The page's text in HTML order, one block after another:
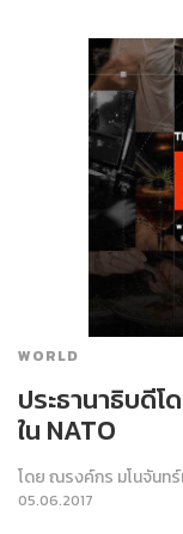
WORLD
ประธานาธิบดี
ใน NATO
โดยณรงค์กร มโนจันท
05.06.2017